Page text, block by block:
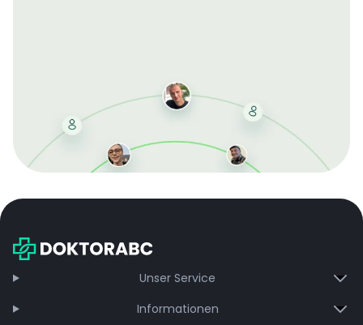
bei jeder Bestellung, erhalten schnelle Lieferung und
Unser Service
Informationen